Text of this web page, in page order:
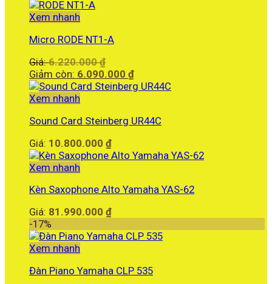
Xem nhanh
Micro RODE NT1-A
Giá:6.220.000₫
gốc
là:
Giảm còn: 6.090.000 ₫Giá
hiện
6.090.000 ₫.
Xem nhanh
Sound Card Steinberg UR44C
Giá: 10.800.000 ₫
Xem nhanh
Kèn Saxophone Alto Yamaha YAS-62
Giá: 81.990.000 ₫
-17%
Xem nhanh
Đàn Piano Yamaha CLP 535